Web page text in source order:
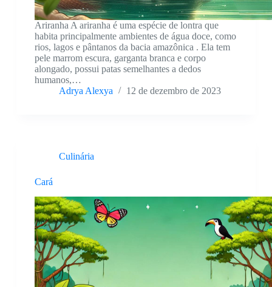
Ariranha A ariranha é uma espécie de lontra que
habita principalmente ambientes de água doce, como
rios, lagos e pântanos da bacia amazônica . Ela tem
pele marrom escura, garganta branca e corpo
alongado, possui patas semelhantes a dedos
humanos,…
Adrya Alexya
12 de dezembro de 2023
Culinária
Cará